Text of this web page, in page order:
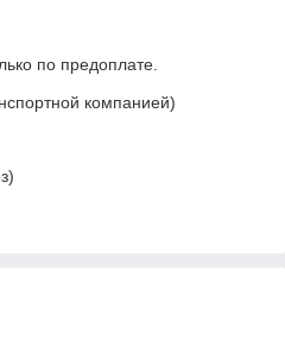
по предоплате.
компанией)